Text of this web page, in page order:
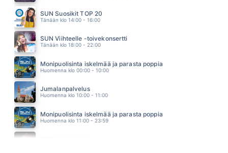
STEVIE WONDER
03.38
SUN Suosikit TOP 20
Tänään klo 14:00 - 16:00
SUN Viihteelle -toivekonsertti
Tänään klo 18:00 - 22:00
Monipuolisinta iskelmää ja parasta poppia
Huomenna klo 00:00 - 10:00
Jumalanpalvelus
Huomenna klo 10:00 - 11:00
Monipuolisinta iskelmää ja parasta poppia
Huomenna klo 11:00 - 23:59